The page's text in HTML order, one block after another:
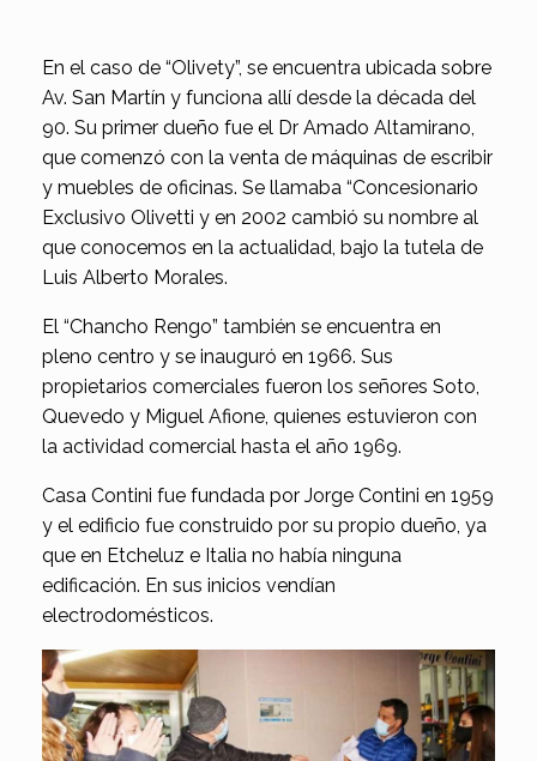
En el caso de “Olivety”, se encuentra ubicada sobre
Av. San Martín y funciona allí desde la década del
90. Su primer dueño fue el Dr Amado Altamirano,
que comenzó con la venta de máquinas de escribir
y muebles de oficinas. Se llamaba “Concesionario
Exclusivo Olivetti y en 2002 cambió su nombre al
que conocemos en la actualidad, bajo la tutela de
Luis Alberto Morales.
El “Chancho Rengo” también se encuentra en
pleno centro y se inauguró en 1966. Sus
propietarios comerciales fueron los señores Soto,
Quevedo y Miguel Afione, quienes estuvieron con
la actividad comercial hasta el año 1969.
Casa Contini fue fundada por Jorge Contini en 1959
y el edificio fue construido por su propio dueño, ya
que en Etcheluz e Italia no había ninguna
edificación. En sus inicios vendían
electrodomésticos.